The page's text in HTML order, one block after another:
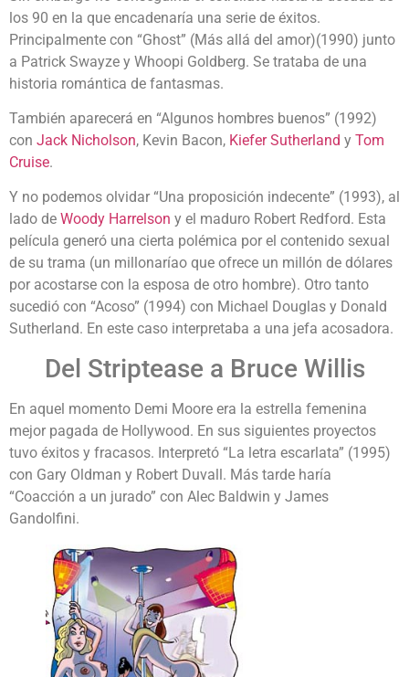
los 90 en la que encadenaría una serie de éxitos.
Principalmente con “Ghost” (Más allá del amor)(1990) junto
a Patrick Swayze y Whoopi Goldberg. Se trataba de una
historia romántica de fantasmas.
También aparecerá en “Algunos hombres buenos” (1992)
con Jack Nicholson, Kevin Bacon, Kiefer Sutherland y Tom
Cruise.
Y no podemos olvidar “Una proposición indecente” (1993), al
lado de Woody Harrelson y el maduro Robert Redford. Esta
película generó una cierta polémica por el contenido sexual
de su trama (un millonaríao que ofrece un millón de dólares
por acostarse con la esposa de otro hombre). Otro tanto
sucedió con “Acoso” (1994) con Michael Douglas y Donald
Sutherland. En este caso interpretaba a una jefa acosadora.
Del Striptease a Bruce Willis
En aquel momento Demi Moore era la estrella femenina
mejor pagada de Hollywood. En sus siguientes proyectos
tuvo éxitos y fracasos. Interpretó “La letra escarlata” (1995)
con Gary Oldman y Robert Duvall. Más tarde haría
“Coacción a un jurado” con Alec Baldwin y James
Gandolfini.